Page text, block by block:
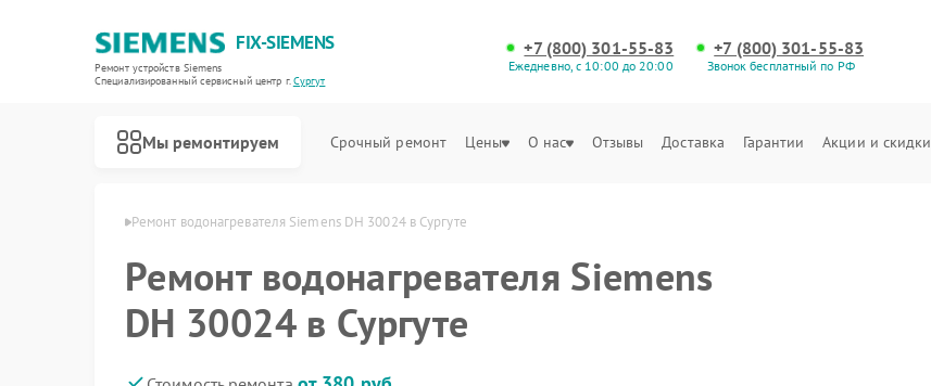
FIX-SIEMENS
Ремонт устройств Siemens
Специализированный cервисный центр г.Сургут
+7 (800) 301-55-83
Ежедневно, с 10:00 до 20:00
+7 (800) 301-55-83
Звонок бесплатный по РФ
Мы ремонтируем Срочный ремонт Цены О нас Отзывы Доставка Гарантии Акции и скидки
Ремонт водонагревателя Siemens DH 30024 в Сургуте
Ремонт водонагревателя Siemens
DH 30024 в Сургуте